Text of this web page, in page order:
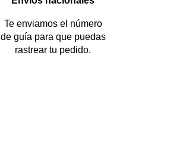
Te enviamos el número
de guía para que puedas
rastrear tu pedido.